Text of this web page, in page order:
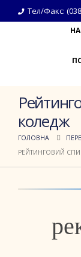
Тел/Факс:
коледж
ГОЛОВНА
РЕЙТИНГОВИЙ